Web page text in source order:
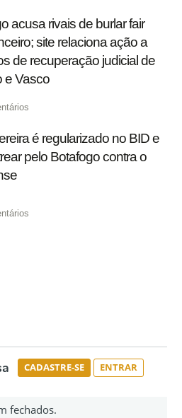
acusa rivais de burlar fair
site relaciona ação a
de recuperação judicial de
e Vasco
é regularizado no BID e
pelo Botafogo contra o